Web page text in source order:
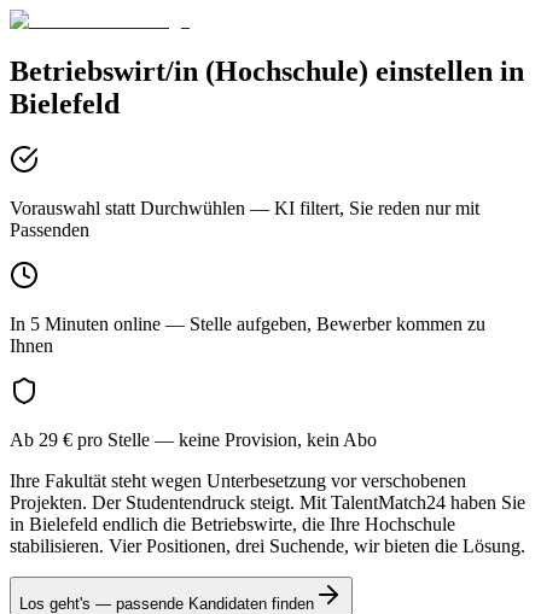
Betriebswirt/in (Hochschule) einstellen in
Bielefeld
Vorauswahl statt Durchwühlen — KI filtert, Sie reden nur mit
Passenden
In 5 Minuten online — Stelle aufgeben, Bewerber kommen zu
Ihnen
Ab 29 € pro Stelle — keine Provision, kein Abo
Ihre Fakultät steht wegen Unterbesetzung vor verschobenen
Projekten. Der Studentendruck steigt. Mit TalentMatch24 haben Sie
in Bielefeld endlich die Betriebswirte, die Ihre Hochschule
stabilisieren. Vier Positionen, drei Suchende, wir bieten die Lösung.
Los geht's — passende Kandidaten finden